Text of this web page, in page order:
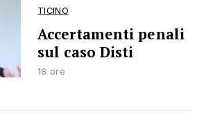
TICINO
Accertamenti penali
sul caso Disti
18 ore